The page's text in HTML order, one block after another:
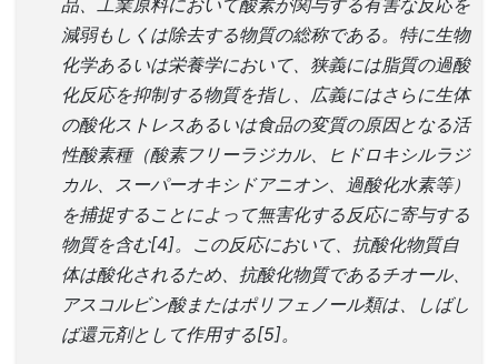
減弱もしくは除去する物質の総称である。特に生物
化学あるいは栄養学において、狭義には脂質の過酸
化反応を抑制する物質を指し、広義にはさらに生体
の酸化ストレスあるいは食品の変質の原因となる活
性酸素種（酸素フリーラジカル、ヒドロキシルラジ
カル、スーパーオキシドアニオン、過酸化水素等）
を捕捉することによって無害化する反応に寄与する
物質を含む[4]。この反応において、抗酸化物質自
体は酸化されるため、抗酸化物質であるチオール、
アスコルビン酸またはポリフェノール類は、しばし
ば還元剤として作用する[5]。